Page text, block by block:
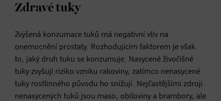
Zdravé tuky
Zvýšená konzumace tuků má negativní vliv na
onemocnění prostaty. Rozhodujícím faktorem je však
to, jaký druh tuku se konzumuje. Nasycené živočišné
tuky zvyšují riziko vzniku rakoviny, zatímco nenasycené
tuky rostlinného původu ho snižují. Nejčastějšími zdroji
nenasycených tuků jsou maso, obiloviny a brambory, ale